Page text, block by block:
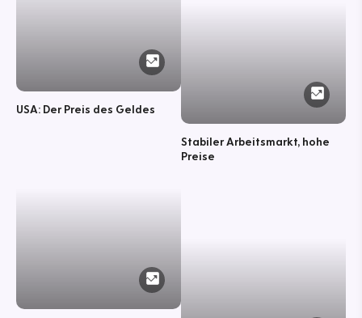
USA: Der Preis des Geldes
Stabiler Arbeitsmarkt, hohe
Preise